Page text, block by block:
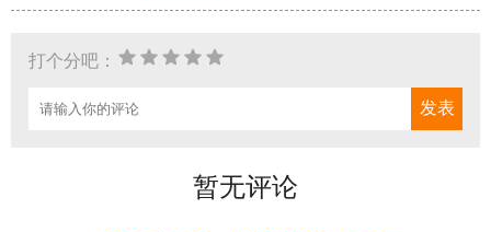
打个分吧：
暂无评论